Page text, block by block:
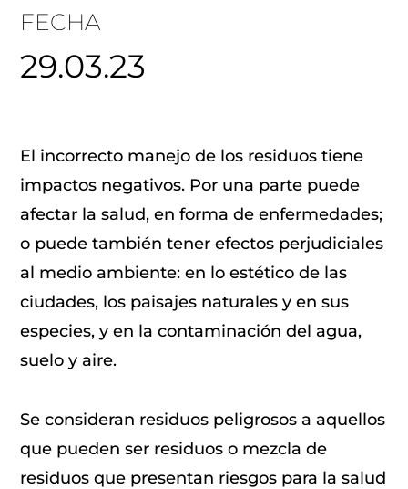
FECHA
29.03.23
El incorrecto manejo de los residuos tiene
impactos negativos. Por una parte puede
afectar la salud, en forma de enfermedades;
o puede también tener efectos perjudiciales
al medio ambiente: en lo estético de las
ciudades, los paisajes naturales y en sus
especies, y en la contaminación del agua,
suelo y aire.
Se consideran residuos peligrosos a aquellos
que pueden ser residuos o mezcla de
residuos que presentan riesgos para la salud